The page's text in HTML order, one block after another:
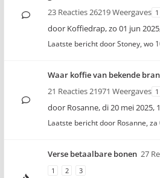
23 Reacties 26219 Weergaves 1
door Koffiedrap,zo 01 jun
Laatste bericht doorStoney, wo
Waar koffie van bekende
21 Reacties 21971 Weergaves 1
door Rosanne,di 20 mei 2025,
Laatste bericht door Rosanne, za
Verse betaalbare bonen 27
1 2 3